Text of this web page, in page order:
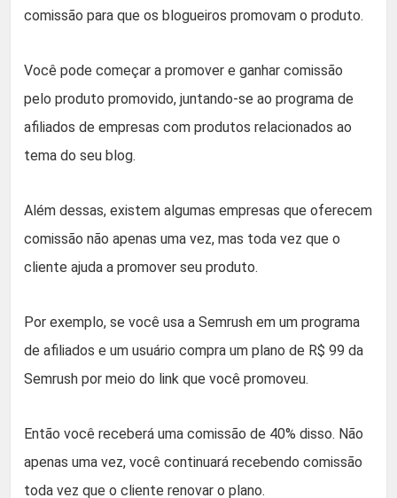
comissão para que os blogueiros promovam o produto.
Você pode começar a promover e ganhar comissão
pelo produto promovido, juntando-se ao programa de
afiliados de empresas com produtos relacionados ao
tema do seu blog.
Além dessas, existem algumas empresas que oferecem
comissão não apenas uma vez, mas toda vez que o
cliente ajuda a promover seu produto.
Por exemplo, se você usa a Semrush em um programa
de afiliados e um usuário compra um plano de R$ 99 da
Semrush por meio do link que você promoveu.
Então você receberá uma comissão de 40% disso. Não
apenas uma vez, você continuará recebendo comissão
toda vez que o cliente renovar o plano.